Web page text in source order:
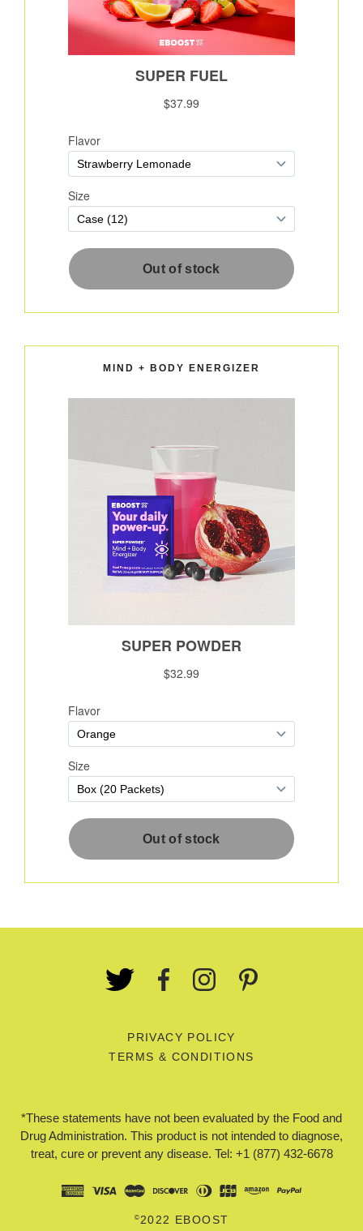
MIND + BODY ENERGIZER
*These statements have not been evaluated by the Food and
Drug Administration. This product is not intended to diagnose,
treat, cure or prevent any disease. Tel: +1 (877) 432-6678
© 2022 EBOOST
PRIVACY POLICY
TERMS & CONDITIONS